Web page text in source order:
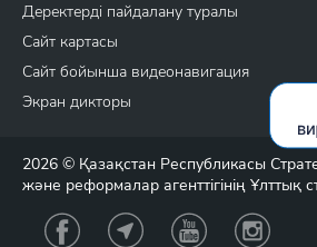
Деректерді пайдалану туралы
Сайт картасы
Сайт бойынша видеонавигация
Экран дикторы
2026 © Қазақстан Республикасы
және реформалар агенттігінің Ұлттық